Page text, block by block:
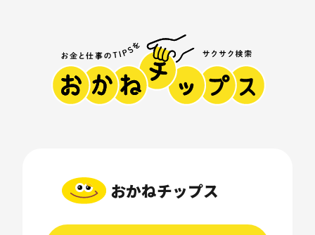
おかねチップス